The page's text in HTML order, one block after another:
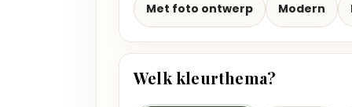
Met foto ontwerp Modern
Welk kleurthema?